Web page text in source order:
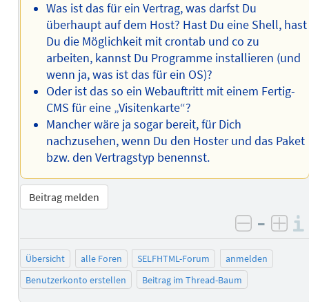
Was ist das für ein Vertrag, was darfst Du
überhaupt auf dem Host? Hast Du eine Shell, hast
Du die Möglichkeit mit crontab und co zu
arbeiten, kannst Du Programme installieren (und
wenn ja, was ist das für ein OS)?
Oder ist das so ein Webauftritt mit einem Fertig-
CMS für eine „Visitenkarte“?
Mancher wäre ja sogar bereit, für Dich
nachzusehen, wenn Du den Hoster und das Paket
bzw. den Vertragstyp benennst.
Beitrag melden
negativ
–
Übersicht alle Foren SELFHTML-Forum
anmelden
Benutzerkonto erstellen
Beitrag im Thread-Baum